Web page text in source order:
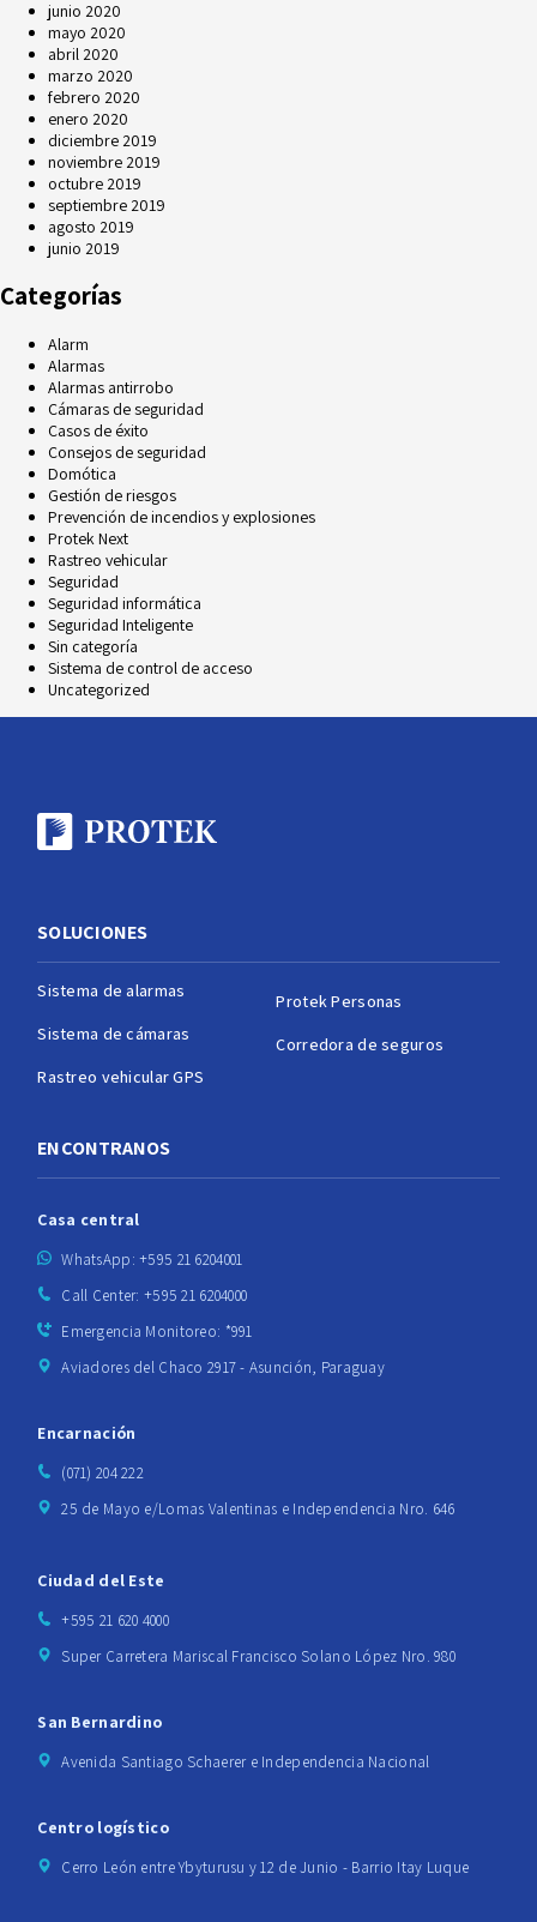
junio 2020
mayo 2020
abril 2020
marzo 2020
febrero 2020
enero 2020
diciembre 2019
noviembre 2019
octubre 2019
septiembre 2019
agosto 2019
junio 2019
Categorías
Alarm
Alarmas
Alarmas antirrobo
Cámaras de seguridad
Casos de éxito
Consejos de seguridad
Domótica
Gestión de riesgos
Prevención de incendios y explosiones
Protek Next
Rastreo vehicular
Seguridad
Seguridad informática
Seguridad Inteligente
Sin categoría
Sistema de control de acceso
Uncategorized
SOLUCIONES
Sistema de alarmas
Sistema de cámaras
Rastreo vehicular GPS
Protek Personas
Corredora de seguros
ENCONTRANOS
Casa central
WhatsApp: +595 21 6204001
Call Center: +595 21 6204000
Emergencia Monitoreo: *991
Aviadores del Chaco 2917 - Asunción, Paraguay
Encarnación
(071) 204 222
25 de Mayo e/Lomas Valentinas e Independencia Nro. 646
Ciudad del Este
+595 21 620 4000
Super Carretera Mariscal Francisco Solano López Nro. 980
San Bernardino
Avenida Santiago Schaerer e Independencia Nacional
Centro logístico
Cerro León entre Ybyturusu y 12 de Junio - Barrio Itay Luque